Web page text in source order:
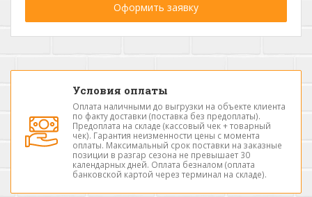
Оформить заявку
Условия оплаты
Оплата наличными до выгрузки на объекте клиента
по факту доставки (поставка без предоплаты).
Предоплата на складе (кассовый чек + товарный
чек). Гарантия неизменности цены с момента
оплаты. Максимальный срок поставки на заказные
позиции в разгар сезона не превышает 30
календарных дней. Оплата безналом (оплата
банковской картой через терминал на складе).